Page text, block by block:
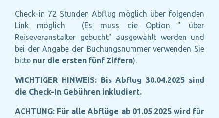
Check-in 72 Stunden Abflug möglich über folgenden
Link möglich. (Es muss die Option " über
Reiseveranstalter gebucht" ausgewählt werden und
bei der Angabe der Buchungsnummer verwenden Sie
bitte nur die ersten fünf Ziffern).
WICHTIGER HINWEIS: Bis Abflug 30.04.2025 sind
die Check-In Gebühren inkludiert.
ACHTUNG: Für alle Abflüge ab 01.05.2025 wird für